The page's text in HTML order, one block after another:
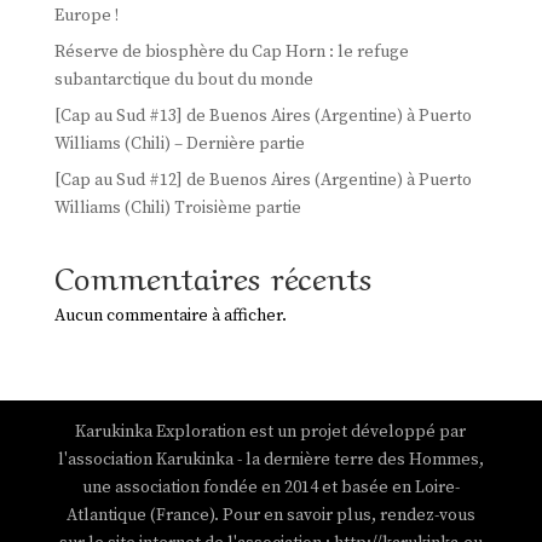
Europe !
Réserve de biosphère du Cap Horn : le refuge
subantarctique du bout du monde
[Cap au Sud #13] de Buenos Aires (Argentine) à Puerto
Williams (Chili) – Dernière partie
[Cap au Sud #12] de Buenos Aires (Argentine) à Puerto
Williams (Chili) Troisième partie
Commentaires récents
Aucun commentaire à afficher.
Karukinka Exploration est un projet développé par
l'association Karukinka - la dernière terre des Hommes,
une association fondée en 2014 et basée en Loire-
Atlantique (France). Pour en savoir plus, rendez-vous